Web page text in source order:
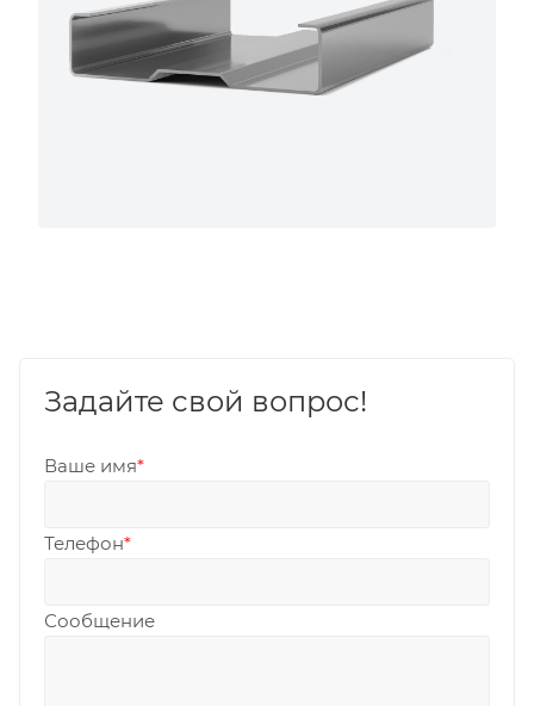
Задайте свой вопрос!
Ваше имя*
Телефон*
Сообщение